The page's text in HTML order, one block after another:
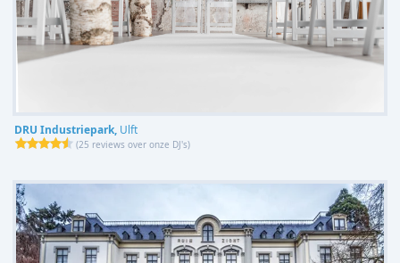
DRU Industriepark, Ulft
(25 reviews over onze DJ's)